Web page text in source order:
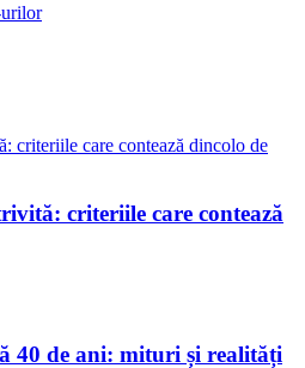
criteriile care contează
40 de ani: mituri și realități